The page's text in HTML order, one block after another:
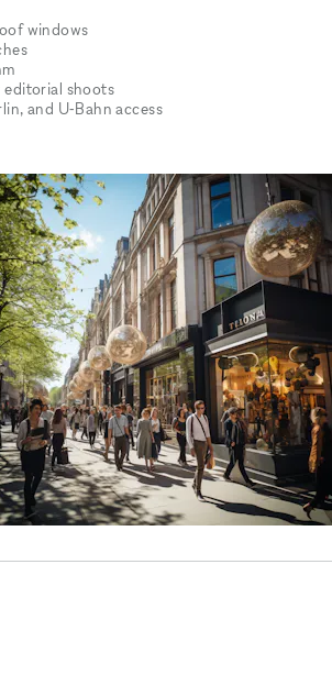
windows
editorial shoots
and U‑Bahn access